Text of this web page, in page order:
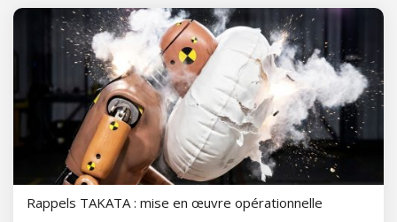
Rappels TAKATA : mise en œuvre opérationnelle